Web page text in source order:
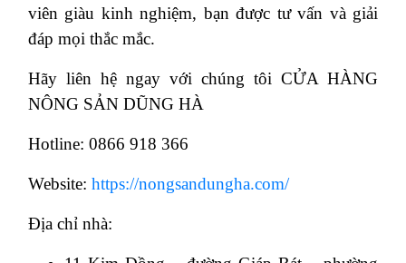
viên giàu kinh nghiệm, bạn được tư vấn và giải
đáp mọi thắc mắc.
Hãy liên hệ ngay với chúng tôi CỬA HÀNG
NÔNG SẢN DŨNG HÀ
Hotline: 0866 918 366
Website: https://nongsandungha.com/
Địa chỉ nhà: